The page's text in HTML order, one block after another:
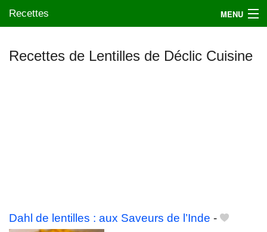
Recettes MENU
Recettes de Lentilles de Déclic Cuisine
Dahl de lentilles : aux Saveurs de l’Inde -